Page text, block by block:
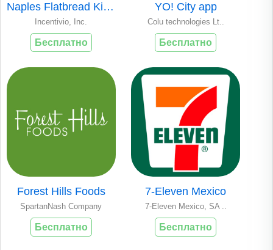
Naples Flatbread Kitchen & Bar
Incentivio, Inc.
Бесплатно
YO! City app
Colu technologies Lt..
Бесплатно
Forest Hills Foods
SpartanNash Company
Бесплатно
7-Eleven Mexico
7-Eleven Mexico, SA ..
Бесплатно